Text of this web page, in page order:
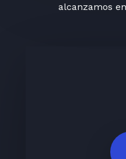
alcanzamos
Play